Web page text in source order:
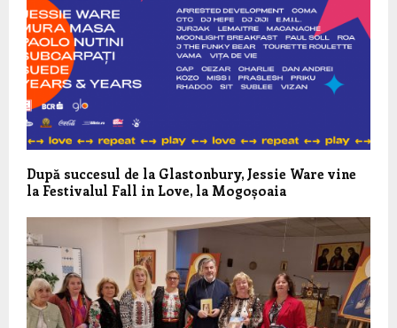
După succesul de la Glastonbury, Jessie Ware vine
la Festivalul Fall in Love, la Mogoșoaia